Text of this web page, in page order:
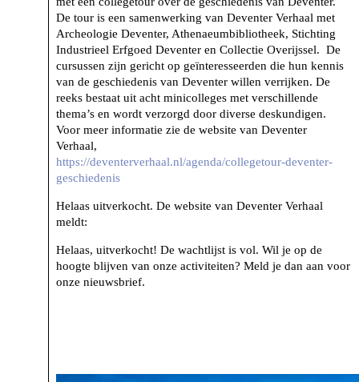
De tour is een samenwerking van Deventer Verhaal met
Archeologie Deventer, Athenaeumbibliotheek, Stichting
Industrieel Erfgoed Deventer en Collectie Overijssel. De
cursussen zijn gericht op geïnteresseerden die hun kennis
van de geschiedenis van Deventer willen verrijken. De
reeks bestaat uit acht minicolleges met verschillende
thema’s en wordt verzorgd door diverse deskundigen.
Voor meer informatie zie de website van Deventer
Verhaal,
https://deventerverhaal.nl/agenda/collegetour-deventer-
geschiedenis
Helaas uitverkocht. De website van Deventer Verhaal
meldt:
Helaas, uitverkocht! De wachtlijst is vol. Wil je op de
hoogte blijven van onze activiteiten? Meld je dan aan voor
onze nieuwsbrief.